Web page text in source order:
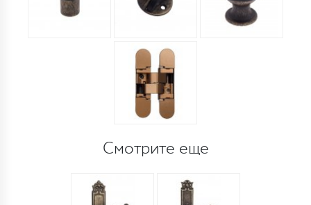
Смотрите еще